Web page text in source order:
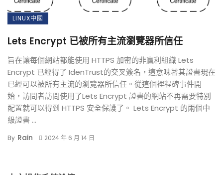
LINUX中國
Lets Encrypt 已被所有主流瀏覽器所信任
旨在讓每個網站都能使用 HTTPS 加密的非贏利組織 Lets
Encrypt 已經得了 IdenTrust的交叉簽名，這意味著其證書現在
已經可以被所有主流的瀏覽器所信任。從這個裡程碑事件開
始，訪問者訪問使用了Lets Encrypt 證書的網站不再需要特別
配置就可以得到 HTTPS 安全保護了。 Lets Encrypt 的兩個中
級證書 ...
By Rain 2024 年 6 月 14 日